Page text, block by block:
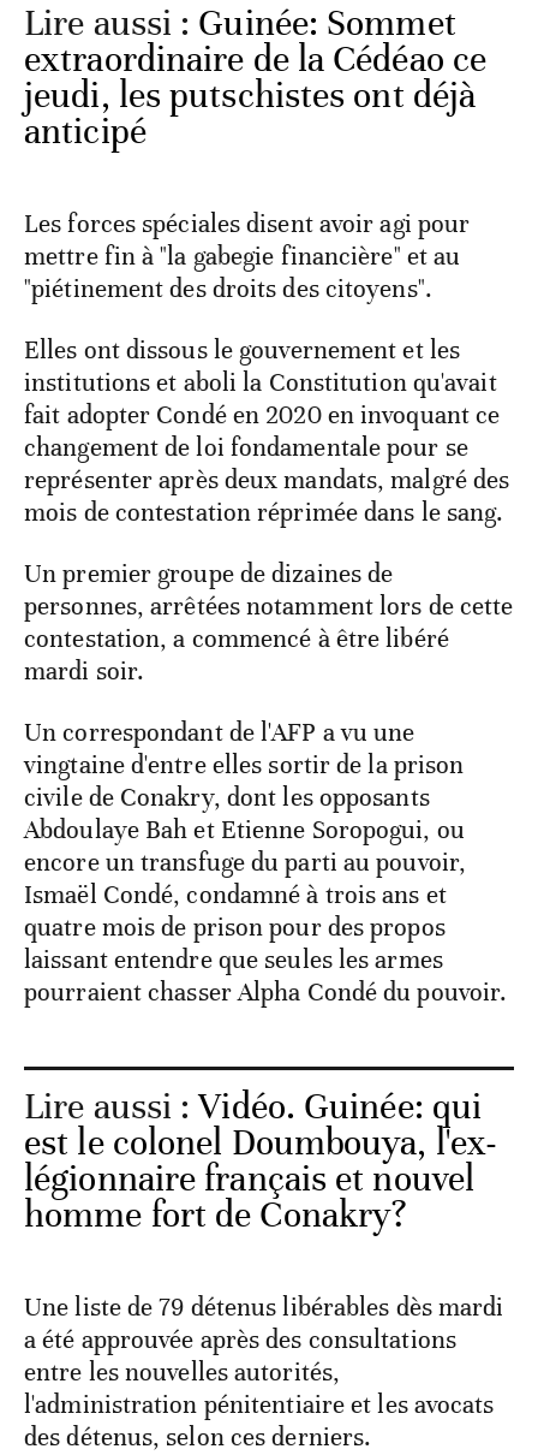
Lire aussi : Guinée: Sommet
extraordinaire de la Cédéao ce
jeudi, les putschistes ont déjà
anticipé
Les forces spéciales disent avoir agi pour
mettre fin à "la gabegie financière" et au
"piétinement des droits des citoyens".
Elles ont dissous le gouvernement et les
institutions et aboli la Constitution qu'avait
fait adopter Condé en 2020 en invoquant ce
changement de loi fondamentale pour se
représenter après deux mandats, malgré des
mois de contestation réprimée dans le sang.
Un premier groupe de dizaines de
personnes, arrêtées notamment lors de cette
contestation, a commencé à être libéré
mardi soir.
Un correspondant de l'AFP a vu une
vingtaine d'entre elles sortir de la prison
civile de Conakry, dont les opposants
Abdoulaye Bah et Etienne Soropogui, ou
encore un transfuge du parti au pouvoir,
Ismaël Condé, condamné à trois ans et
quatre mois de prison pour des propos
laissant entendre que seules les armes
pourraient chasser Alpha Condé du pouvoir.
Lire aussi :Vidéo. Guinée: qui
est le colonel Doumbouya, l'ex-
légionnaire français et nouvel
homme fort de Conakry?
Une liste de 79 détenus libérables dès mardi
a été approuvée après des consultations
entre les nouvelles autorités,
l'administration pénitentiaire et les avocats
des détenus, selon ces derniers.